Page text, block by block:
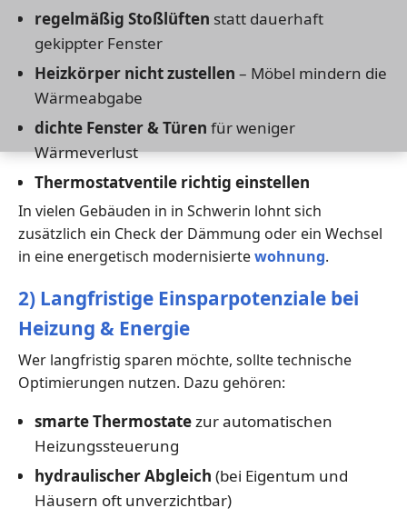
regelmäßig Stoßlüften statt dauerhaft
gekippter Fenster
Heizkörper nicht zustellen – Möbel mindern die
Wärmeabgabe
dichte Fenster & Türen für weniger
Wärmeverlust
Thermostatventile richtig einstellen
In vielen Gebäuden in in Schwerin lohnt sich
zusätzlich ein Check der Dämmung oder ein Wechsel
in eine energetisch modernisiertewohnung.
2) Langfristige Einsparpotenziale bei
Heizung & Energie
Wer langfristig sparen möchte, sollte technische
Optimierungen nutzen. Dazu gehören:
smarte Thermostatezur automatischen
Heizungssteuerung
hydraulischer Abgleich (bei Eigentum und
Häusern oft unverzichtbar)